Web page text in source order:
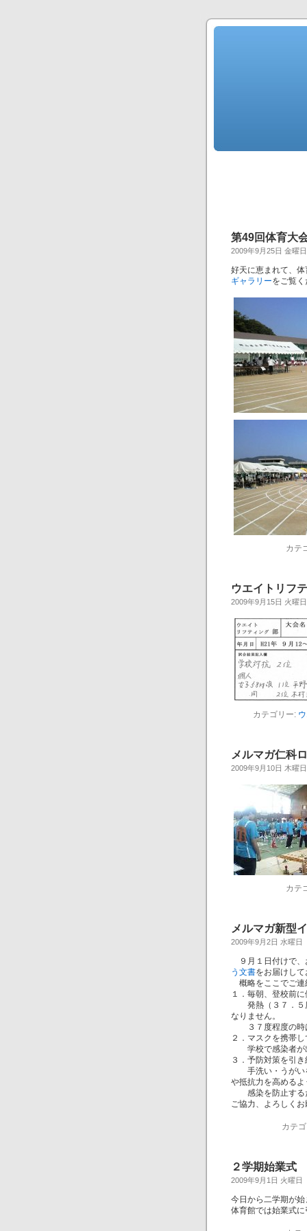
第49回体育大
2009年9月25日 金曜日
好天に恵まれて、
ギャラリーをご覧
カテ
ウエイトリフ
2009年9月15日 火曜日
カテゴリー:
メルマガ仁科
2009年9月10日 木曜日
カテ
メルマガ新型
2009年9月2日 水曜日
９月１日付けで、
う文書をお届けし
概略をここでご連
１．毎朝、登校前
発熱（３７．５
なりません。
３７度程度の時
２．マスクを携帯
学校で感染者が
３．予防対策を引
手洗い・うがい
や抵抗力を高める
感染を防止する
ご協力、よろしく
カテ
２学期始業式
2009年9月1日 火曜日
今日から二学期が
体育館では始業式